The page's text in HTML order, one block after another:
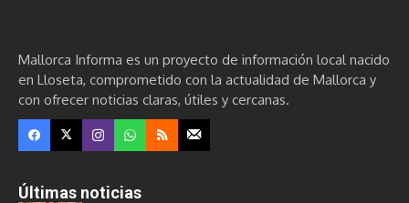
Mallorca Informa es un proyecto de información local nacido
en Lloseta, comprometido con la actualidad de Mallorca y
con ofrecer noticias claras, útiles y cercanas.
Últimas noticias